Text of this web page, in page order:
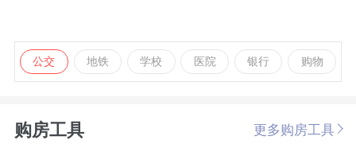
公交 地铁 学校 医院 银行 购物
购房工具 更多购房工具